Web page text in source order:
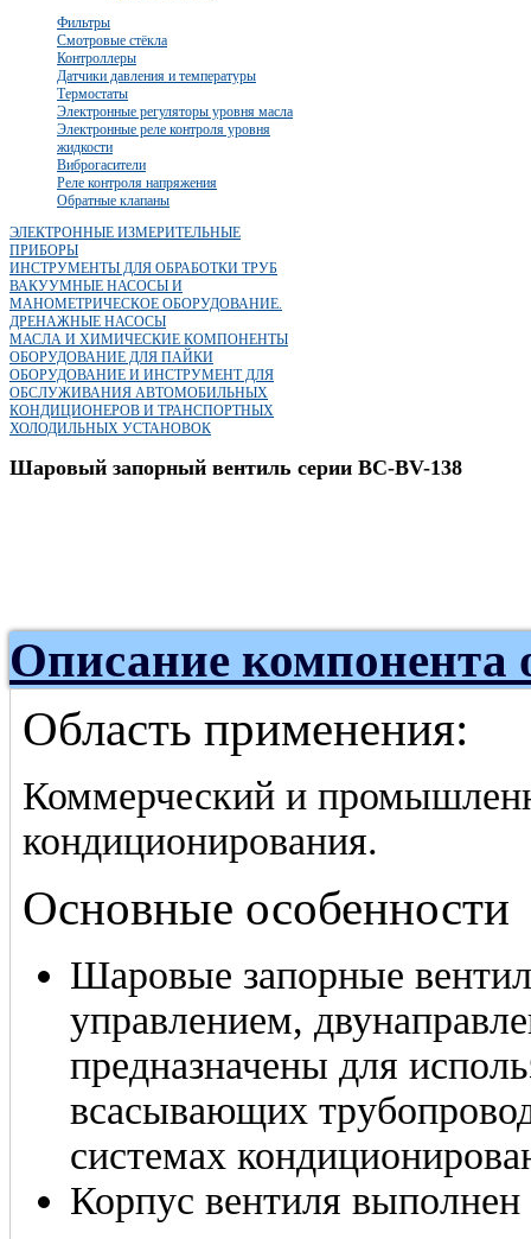
Фильтры
Смотровые стёкла
Контроллеры
Датчики давления и температуры
Термостаты
Электронные регуляторы уровня масла
Электронные реле контроля уровня
жидкости
Виброгасители
Реле контроля напряжения
Обратные клапаны
ЭЛЕКТРОННЫЕ ИЗМЕРИТЕЛЬНЫЕ
ПРИБОРЫ
ИНСТРУМЕНТЫ ДЛЯ ОБРАБОТКИ ТРУБ
ВАКУУМНЫЕ НАСОСЫ И
МАНОМЕТРИЧЕСКОЕ ОБОРУДОВАНИЕ.
ДРЕНАЖНЫЕ НАСОСЫ
МАСЛА И ХИМИЧЕСКИЕ КОМПОНЕНТЫ
ОБОРУДОВАНИЕ ДЛЯ ПАЙКИ
ОБОРУДОВАНИЕ И ИНСТРУМЕНТ ДЛЯ
ОБСЛУЖИВАНИЯ АВТОМОБИЛЬНЫХ
КОНДИЦИОНЕРОВ И ТРАНСПОРТНЫХ
ХОЛОДИЛЬНЫХ УСТАНОВОК
Шаровый запорный вентиль серии BC-BV-138
Описание компонента
Область применения:
Коммерческий и
кондиционирования.
Основные особенности
Шаровые запорные
управлением,
предназначены для
всасывающих
системах
Корпус вентиля